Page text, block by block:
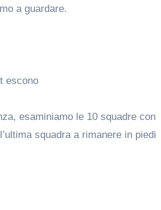
a guardare.
escono
esaminiamo le 10 squadre con
squadra a rimanere in piedi